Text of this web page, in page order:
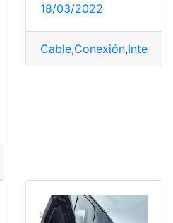
18/03/2022
Cable,Conexión,Internet